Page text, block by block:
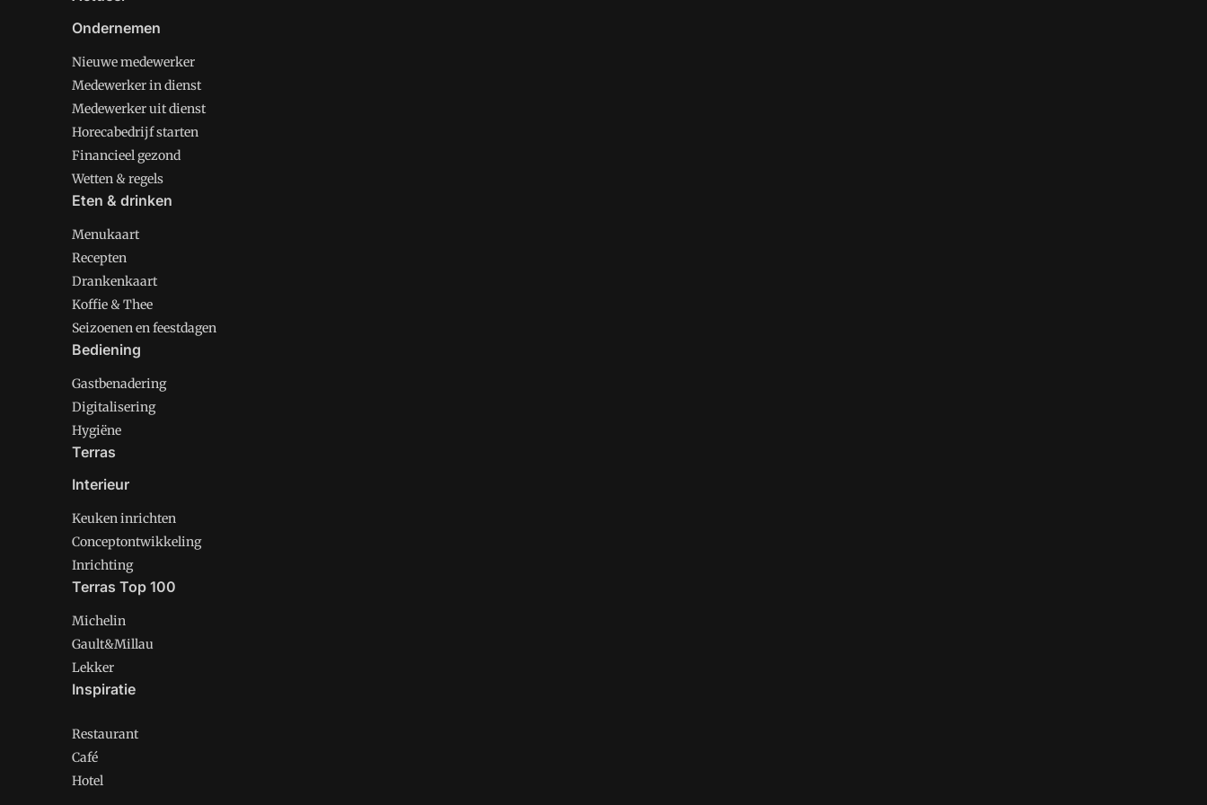
Ondernemen
Nieuwe medewerker
Medewerker in dienst
Medewerker uit dienst
Horecabedrijf starten
Financieel gezond
Wetten & regels
Eten & drinken
Menukaart
Recepten
Drankenkaart
Koffie & Thee
Seizoenen en feestdagen
Bediening
Gastbenadering
Digitalisering
Hygiëne
Terras
Interieur
Keuken inrichten
Conceptontwikkeling
Inrichting
Terras Top 100
Michelin
Gault&Millau
Lekker
Inspiratie
Restaurant
Café
Hotel